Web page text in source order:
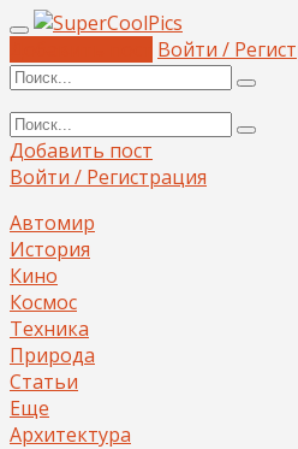
Войти /
Добавить пост
Войти / Регистрация
Автомир
История
Кино
Космос
Техника
Природа
Статьи
Еще
Архитектура